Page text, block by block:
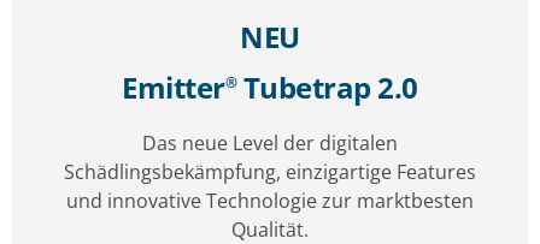
NEU
Emitter®Tubetrap 2.0
Das neue Level der digitalen
Schädlingsbekämpfung, einzigartige Features
und innovative Technologie zur marktbesten
Qualität.